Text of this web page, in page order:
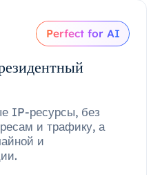
Perfect for AI
IP-ресурсы, без
и трафику, а
и